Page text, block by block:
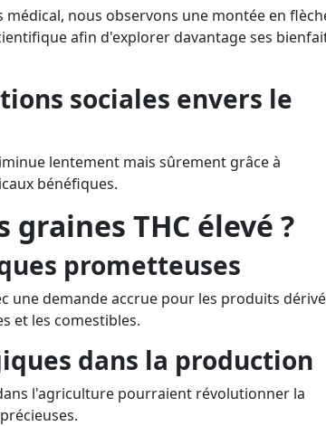
nous observons une montée en
afin d'explorer davantage ses
sociales envers le
lentement mais sûrement grâce à
bénéfiques.
THC élevé ?
prometteuses
une demande accrue pour les produits
et les comestibles.
dans la production
l'agriculture pourraient révolutionner la